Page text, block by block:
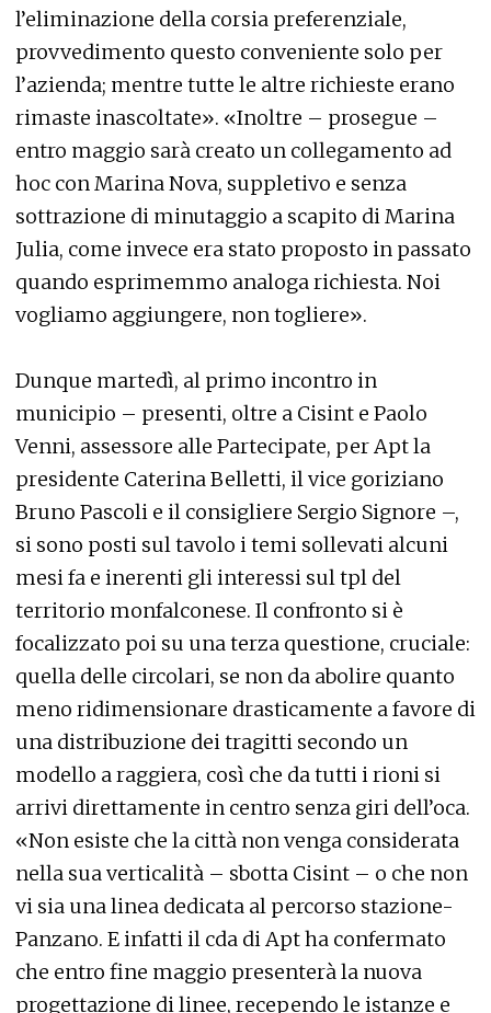
l’eliminazione della corsia preferenziale,
provvedimento questo conveniente solo per
l’azienda; mentre tutte le altre richieste erano
rimaste inascoltate». «Inoltre – prosegue –
entro maggio sarà creato un collegamento ad
hoc con Marina Nova, suppletivo e senza
sottrazione di minutaggio a scapito di Marina
Julia, come invece era stato proposto in passato
quando esprimemmo analoga richiesta. Noi
vogliamo aggiungere, non togliere».
Dunque martedì, al primo incontro in
municipio – presenti, oltre a Cisint e Paolo
Venni, assessore alle Partecipate, per Apt la
presidente Caterina Belletti, il vice goriziano
Bruno Pascoli e il consigliere Sergio Signore –,
si sono posti sul tavolo i temi sollevati alcuni
mesi fa e inerenti gli interessi sul tpl del
territorio monfalconese. Il confronto si è
focalizzato poi su una terza questione, cruciale:
quella delle circolari, se non da abolire quanto
meno ridimensionare drasticamente a favore di
una distribuzione dei tragitti secondo un
modello a raggiera, così che da tutti i rioni si
arrivi direttamente in centro senza giri dell’oca.
«Non esiste che la città non venga considerata
nella sua verticalità – sbotta Cisint – o che non
vi sia una linea dedicata al percorso stazione-
Panzano. E infatti il cda di Apt ha confermato
che entro fine maggio presenterà la nuova
progettazione di linee, recependo le istanze e